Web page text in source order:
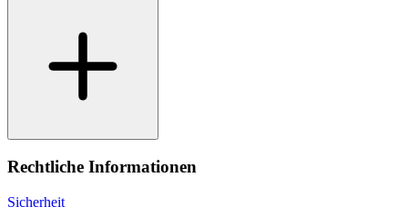
Rechtliche Informationen
Sicherheit